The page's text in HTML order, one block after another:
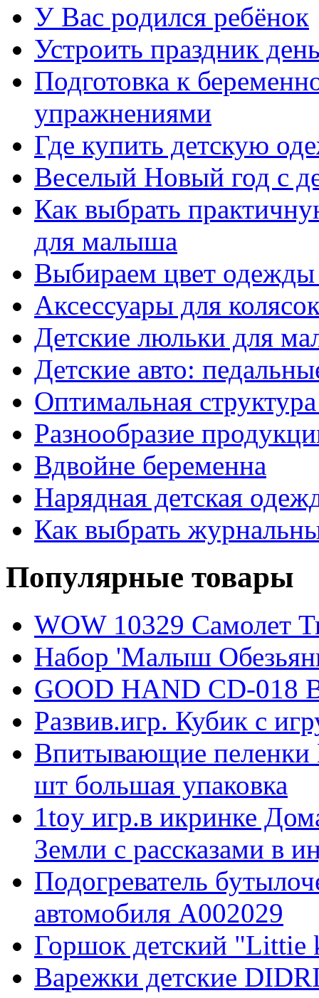
У Вас родился ребёнок
Устроить праздник
Подготовка к
упражнениями
Где купить детскую
Веселый Новый год с
Как выбрать
для малыша
Выбираем цвет
Аксессуары для
Детские люльки для
Детские авто:
Оптимальная
Разнообразие
Вдвойне беременна
Нарядная детская
Как выбрать
Популярные товары
WOW 10329 Самолет
Набор 'Малыш
GOOD HAND CD-018
Развив.игр. Кубик с
Впитывающие пеленки
шт большая упаковка
1toy игр.в икринке
Земли с рассказами в
Подогреватель
автомобиля А002029
Горшок детский
Варежки детские